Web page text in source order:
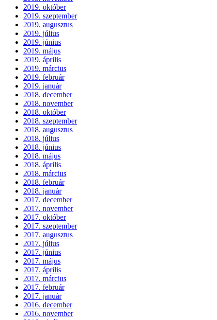
2019. október
2019. szeptember
2019. augusztus
2019. július
2019. június
2019. május
2019. április
2019. március
2019. február
2019. január
2018. december
2018. november
2018. október
2018. szeptember
2018. augusztus
2018. július
2018. június
2018. május
2018. április
2018. március
2018. február
2018. január
2017. december
2017. november
2017. október
2017. szeptember
2017. augusztus
2017. július
2017. június
2017. május
2017. április
2017. március
2017. február
2017. január
2016. december
2016. november